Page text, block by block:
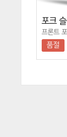
포크
프론트
품절